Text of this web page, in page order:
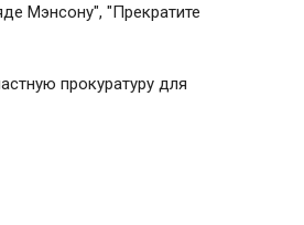
Мэнсону", "Прекратите
прокуратуру для